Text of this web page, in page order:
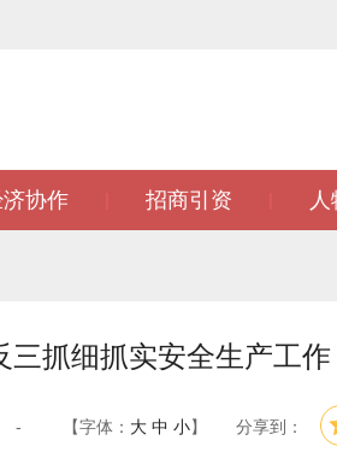
协作 招商引资
三抓细抓实安全生产工作
- 【字体： 大 中 小】 分享到：